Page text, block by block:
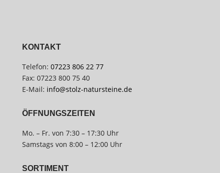
KONTAKT
Telefon: 07223 806 22 77
Fax: 07223 800 75 40
E-Mail: info@stolz-natursteine.de
ÖFFNUNGSZEITEN
Mo. – Fr. von 7:30 – 17:30 Uhr
Samstags von 8:00 – 12:00 Uhr
SORTIMENT